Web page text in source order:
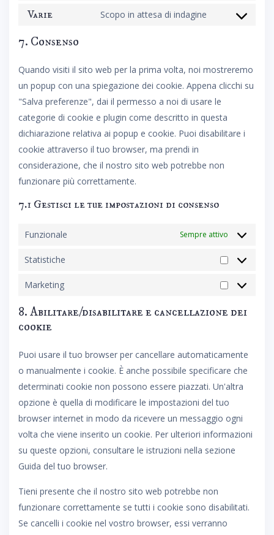
google-
Varie Scopo in attesa di indagine
Consent
varie
7. Consenso
Quando visiti il sito web per la prima volta, noi mostreremo
un popup con una spiegazione dei cookie. Appena clicchi su
"Salva preferenze", dai il permesso a noi di usare le
categorie di cookie e plugin come descritto in questa
dichiarazione relativa ai popup e cookie. Puoi disabilitare i
cookie attraverso il tuo browser, ma prendi in
considerazione, che il nostro sito web potrebbe non
funzionare più correttamente.
7.1 Gestisci le tue impostazioni di consenso
Funzionale Sempre attivo
Statistiche
Statistiche
Marketing
Marketing
8. Abilitare/disabilitare e cancellazione dei
cookie
Puoi usare il tuo browser per cancellare automaticamente
o manualmente i cookie. È anche possibile specificare che
determinati cookie non possono essere piazzati. Un'altra
opzione è quella di modificare le impostazioni del tuo
browser internet in modo da ricevere un messaggio ogni
volta che viene inserito un cookie. Per ulteriori informazioni
su queste opzioni, consultare le istruzioni nella sezione
Guida del tuo browser.
Tieni presente che il nostro sito web potrebbe non
funzionare correttamente se tutti i cookie sono disabilitati.
Se cancelli i cookie nel vostro browser, essi verranno